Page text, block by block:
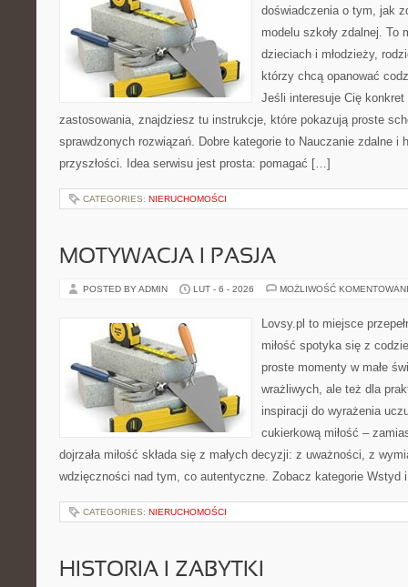
doświadczenia o tym, jak
modelu szkoły zdalnej. To
dzieciach i młodzieży,
którzy chcą opanować
Jeśli interesuje Cię
zastosowania, znajdziesz tu instrukcje, które pokazują proste
sprawdzonych rozwiązań. Dobre kategorie to Nauczanie zdalne i
przyszłości. Idea serwisu jest prosta: pomagać […]
CATEGORIES: NIERUCHOMOŚCI
MOTYWACJA I PASJA
POSTED BY ADMIN LUT - 6 - 2026 MOŻLIWOŚĆ
Lovsy.pl to miejsce
miłość spotyka się z
proste momenty w małe
wrażliwych, ale też dla
inspiracji do wyrażenia
cukierkową miłość –
dojrzała miłość składa się z małych decyzji: z uważności, z
wdzięczności nad tym, co autentyczne. Zobacz kategorie
CATEGORIES: NIERUCHOMOŚCI
HISTORIA I ZABYTKI